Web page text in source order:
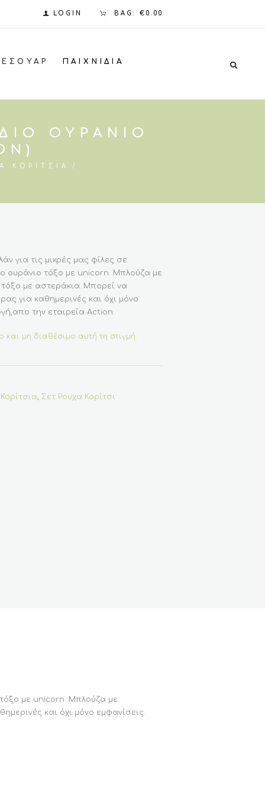
LOGIN BAG: €0.00
ΠΑΙΧΝΊΔΙΑ
ΟΥΡΆΝΙΟ
ΚΟΡΊΤΣΙΑ
για τις μικρές μας φίλες σε
ουράνιο τόξο με unicorn .Μπλούζα με
με αστεράκια..Μπορεί να
για καθημερινές και όχι μόνο
την εταιρεία Action.
και μη διαθέσιμο αυτή τη στιγμή.
, Σετ Ρουχα Κορίτσι
με unicorn .Μπλούζα με
και όχι μόνο εμφανίσεις.